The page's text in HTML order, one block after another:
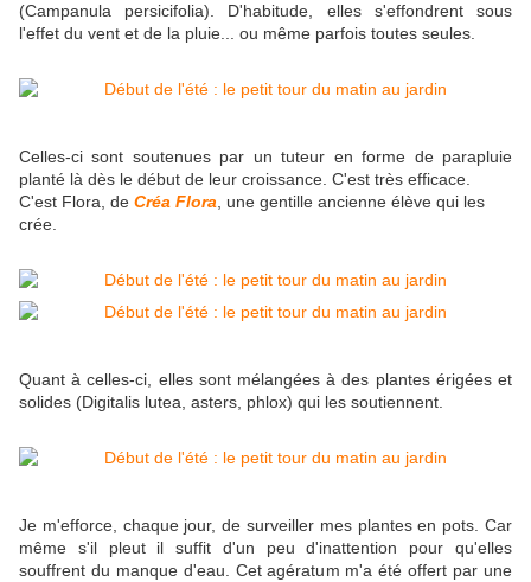
(Campanula persicifolia). D'habitude, elles s'effondrent sous
l'effet du vent et de la pluie... ou même parfois toutes seules.
Celles-ci sont soutenues par un tuteur en forme de parapluie
planté là dès le début de leur croissance. C'est très efficace.
C'est Flora, de Créa Flora , une gentille ancienne élève qui les
crée.
Quant à celles-ci, elles sont mélangées à des plantes érigées et
solides (Digitalis lutea, asters, phlox) qui les soutiennent.
Je m'efforce, chaque jour, de surveiller mes plantes en pots. Car
même s'il pleut il suffit d'un peu d'inattention pour qu'elles
souffrent du manque d'eau. Cet agératum m'a été offert par une